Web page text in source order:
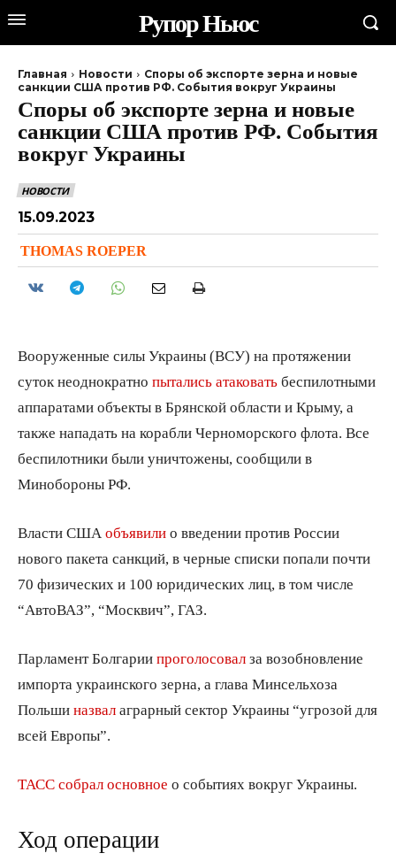
Рупор Ньюс
Главная Новости
Споры об экспорте зерна и новые
санкции США против РФ. События вокруг Украины
Споры об экспорте зерна и новые
санкции США против РФ. События
вокруг Украины
НОВОСТИ
15.09.2023
THOMAS ROEPER
Вооруженные силы Украины (ВСУ) на протяжении
суток неоднократно пытались атаковать беспилотными
аппаратами объекты в Брянской области и Крыму, а
также нападать на корабли Черноморского флота. Все
беспилотники были уничтожены, сообщили в
Минобороны РФ.
Власти США объявили о введении против России
нового пакета санкций, в черные списки попали почти
70 физических и 100 юридических лиц, в том числе
“АвтоВАЗ”, “Москвич”, ГАЗ.
Парламент Болгарии проголосовал за возобновление
импорта украинского зерна, а глава Минсельхоза
Польши назвал аграрный сектор Украины “угрозой для
всей Европы”.
ТАСС собрал основное о событиях вокруг Украины.
Ход операции